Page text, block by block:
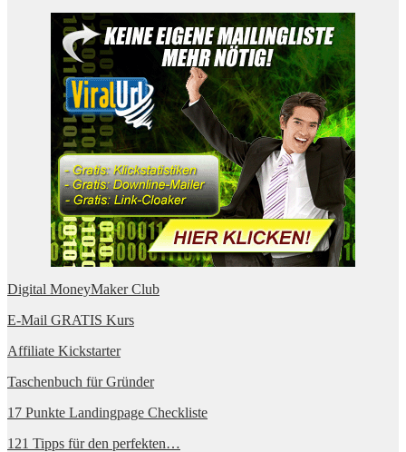
Digital MoneyMaker Club
E-Mail GRATIS Kurs
Affiliate Kickstarter
Taschenbuch für Gründer
17 Punkte Landingpage Checkliste
121 Tipps für den perfekten…